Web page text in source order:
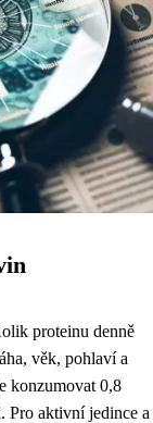
proteinu denně
věk, pohlaví a
konzumovat 0,8
Pro aktivní jedince a